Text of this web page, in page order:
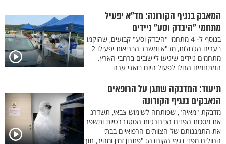
המאבק בנגיף הקורונה: מד"א יפעיל
מתחמי "היבדק וסע" ניידים
בנוסף ל- 4 מתחמי "היבדק וסע" קבועים, שהוקמו
בערים הגדולות, מד"א ומשרד הבריאות יפעילו 2
מתחמים ניידים שיגיעו ליישובים ברחבי הארץ.
המתחמים החלו לפעול היום בואדי ערה
תיעוד: המדבקה שתגן על הרופאים
הנאבקים בנגיף הקורונה
מדבקת "מאיה", שפותחה לשימוש צבאי, תשדרג
את מסכות הפנים הכירורגיות הסטנדרטיות ותשפר
את התמגנותם של הצוותים הרפואיים בבתי
החולים מפני נגיף הקורונה: "פתרון זמין ומהיר, תוך